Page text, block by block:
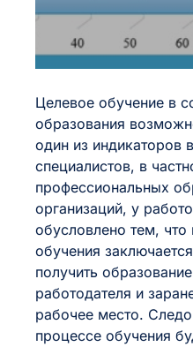
Целевое обучение в
образования
один из индикаторов
специалистов, в
профессиональных
организаций, у
обусловлено тем, что
обучения
получить
работодателя и
рабочее место.
процессе обучения